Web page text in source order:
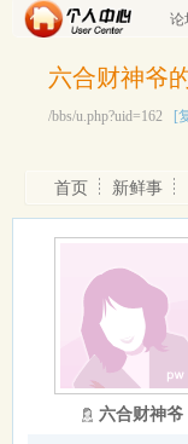
论
六合财神爷
/bbs/u.php?uid=162 [
首页 新鲜事
六合财神爷